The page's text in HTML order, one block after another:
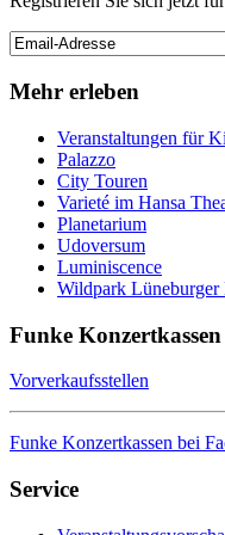
Mehr erleben
Veranstaltungen für
Palazzo
City Touren
Varieté im Hansa
Planetarium
Udoversum
Luminiscence
Wildpark Lüneburger
Funke Konzertkassen
Vorverkaufsstellen
Funke Konzertkassen bei
Service